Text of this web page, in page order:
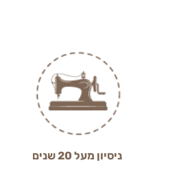
ניסיון מעל 20 שנים